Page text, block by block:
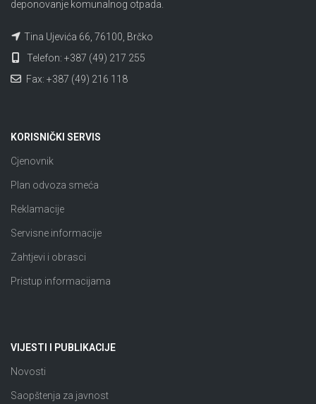
deponovanje komunalnog otpada.
Tina Ujevića 66, 76100, Brčko
Telefon: +387 (49) 217 255
Fax: +387 (49) 216 118
KORISNIČKI SERVIS
Cjenovnik
Plan odvoza smeća
Reklamacije
Servisne informacije
Zahtjevi i obrasci
Pristup informacijama
VIJESTI I PUBLIKACIJE
Novosti
Saopštenja za javnost